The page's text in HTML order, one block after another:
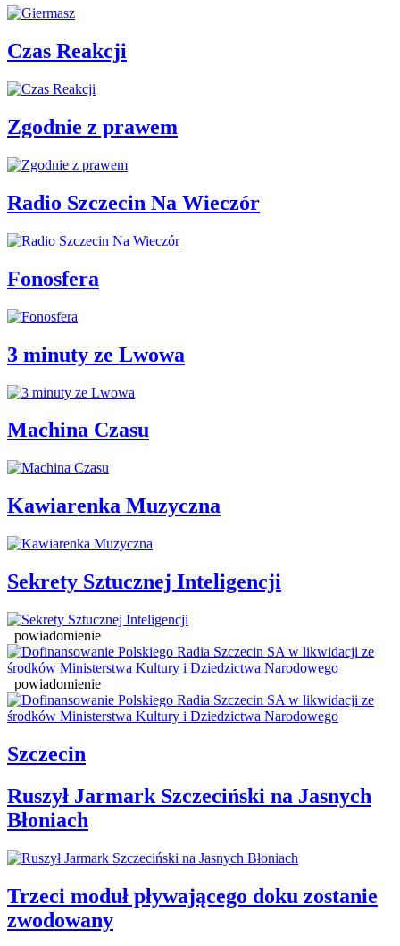
Czas Reakcji
Zgodnie z prawem
Radio Szczecin Na Wieczór
Fonosfera
3 minuty ze Lwowa
Machina Czasu
Kawiarenka Muzyczna
Sekrety Sztucznej Inteligencji
powiadomienie
powiadomienie
Szczecin
Ruszył Jarmark Szczeciński na Jasnych
Błoniach
Trzeci moduł pływającego doku zostanie
zwodowany